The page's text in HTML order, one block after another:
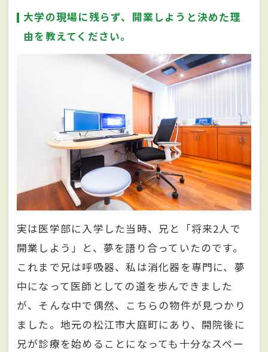
大学の現場に残らず、開業しようと決めた理
由を教えてください。
実は医学部に入学した当時、兄と「将来2人で
開業しよう」と、夢を語り合っていたのです。
これまで兄は呼吸器、私は消化器を専門に、夢
中になって医師としての道を歩んできました
が、そんな中で偶然、こちらの物件が見つかり
ました。地元の松江市大庭町にあり、開院後に
兄が診療を始めることになっても十分なスペー